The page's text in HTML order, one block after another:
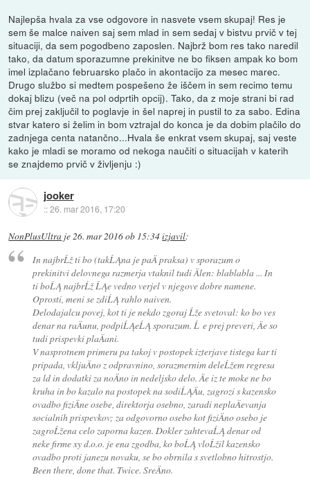
Najlepša hvala za vse odgovore in nasvete vsem skupaj! Res je
sem še malce naiven saj sem mlad in sem sedaj v bistvu prvič v tej
situaciji, da sem pogodbeno zaposlen. Najbrž bom res tako naredil
tako, da datum sporazumne prekinitve ne bo fiksen ampak ko bom
imel izplačano februarsko plačo in akontacijo za mesec marec.
Drugo službo si medtem pospešeno že iščem in sem recimo temu
dokaj blizu (več na pol odprtih opcij). Tako, da z moje strani bi rad
čim prej zaključil to poglavje in šel naprej in pustil to za sabo. Edina
stvar katero si želim in bom vztrajal do konca je da dobim plačilo do
zadnjega centa natančno...Hvala še enkrat vsem skupaj, saj veste
kako je mladi se moramo od nekoga naučiti o situacijah v katerih
se znajdemo prvič v življenju :)
jooker
::26. mar 2016, 17:20
NonPlusUltra je26. mar 2016 ob 15:34izjavil:
In najbrĹž ti bo (takĹĄna je paÄ praksa) v sporazum o
prekinitvi delovnega razmerja vtaknil tudi Älen: blablabla ... In
ti boĹĄ najbrĹž ĹĄe vedno verjel v njegove dobre namene.
Oprosti, meni se zdiĹĄ rahlo naiven.
Delodajalcu povej, kot ti je nekdo zgoraj Ĺže svetoval: ko bo ves
denar na raÄunu, podpiĹĄeĹĄ sporazum. Ĺ e prej preveri, Äe so
tudi prispevki plaÄani.
V nasprotnem primeru pa takoj v postopek izterjave tistega kar ti
pripada, vkljuÄno z odpravnino, sorazmernim deleĹžem regresa
za ld in dodatki za noÄno in nedeljsko delo. Äe iz te moke ne bo
kruha in bo kazalo na postopek na sodiĹĄÄu, zagrozi s kazensko
ovadbo fiziÄne osebe, direktorja osebno, zaradi neplaÄevanja
socialnih prispevkov; za odgovorno osebo kot fiziÄno osebo je
zagroĹžena celo zaporna kazen. Dokler zahtevaĹĄ denar od
neke firme xy d.o.o. je ena zgodba, ko boĹĄ vloĹžil kazensko
ovadbo proti janezu novaku, se bo obrnila s svetlobno hitrostjo.
Been there, done that. Twice. SreÄno.